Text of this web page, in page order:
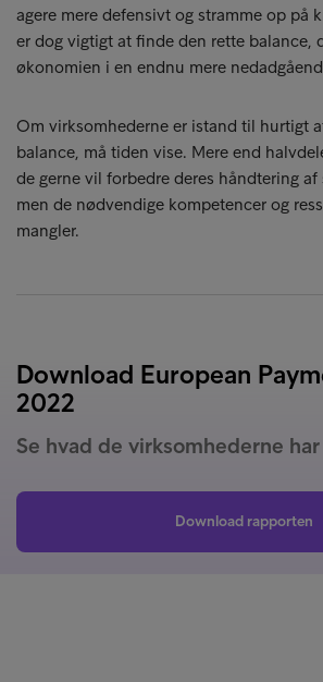
agere mere defensivt og stramme op på
er dog vigtigt at finde den rette balance,
økonomien i en endnu mere
Om virksomhederne er istand til hurtigt
balance, må tiden vise. Mere end
de gerne vil forbedre deres håndtering af
men de nødvendige kompetencer og
mangler.
Download European
2022
Se hvad de virksomhederne
Download rapporten